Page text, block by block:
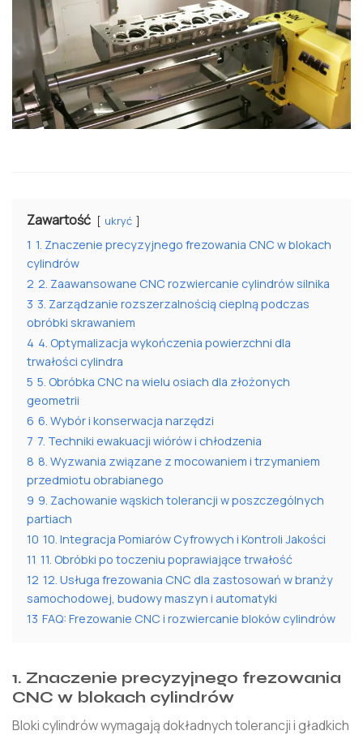
Zawartość ukryć
1 1. Znaczenie precyzyjnego frezowania CNC w blokach
cylindrów
2 2. Zaawansowane CNC rozwiercanie cylindrów silnika
3 3. Zarządzanie rozszerzalnością cieplną podczas
obróbki skrawaniem
4 4. Optymalizacja wykończenia powierzchni dla
trwałości cylindra
5 5. Obróbka CNC na wielu osiach dla złożonych
geometrii
6 6. Wybór i konserwacja narzędzi
7 7. Techniki ewakuacji wiórów i chłodzenia
8 8. Wyzwania związane z mocowaniem i trzymaniem
przedmiotu obrabianego
9 9. Zachowanie wąskich tolerancji w poszczególnych
partiach
10 10. Integracja Pomiarów Cyfrowych i Kontroli Jakości
11 11. Obróbki po toczeniu poprawiające trwałość
12 12. Usługa frezowania CNC dla zastosowań w branży
samochodowej, budowy maszyn i automatyki
13 FAQ: Frezowanie CNC i rozwiercanie bloków cylindrów
1. Znaczenie precyzyjnego frezowania
CNC w blokach cylindrów
Bloki cylindrów wymagają dokładnych tolerancji i gładkich